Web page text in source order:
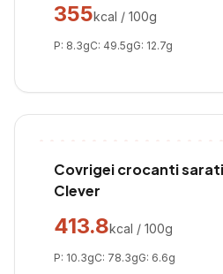
355kcal / 100g
P: 8.3gC: 49.5gG: 12.7g
Covrigei crocanti sarati
Clever
413.8kcal / 100g
P: 10.3gC: 78.3gG: 6.6g